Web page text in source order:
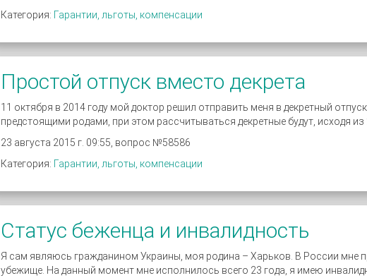
Категория: Гарантии, льготы, компенсации
Простой отпуск вместо декрета
11 октября в 2014 году мой доктор решил отправить меня в декретный
предстоящими родами, при этом рассчитываться декретные будут, исходя из
23 августа 2015 г. 09:55, вопрос №58586
Категория: Гарантии, льготы, компенсации
Статус беженца и инвалидность
Я сам являюсь гражданином Украины, моя родина – Харьков. В России мне
убежище. На данный момент мне исполнилось всего 23 года, я имею